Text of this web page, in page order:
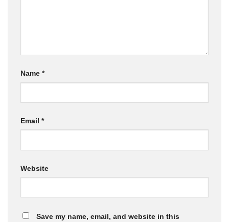
Name *
Email *
Website
Save my name, email, and website in this